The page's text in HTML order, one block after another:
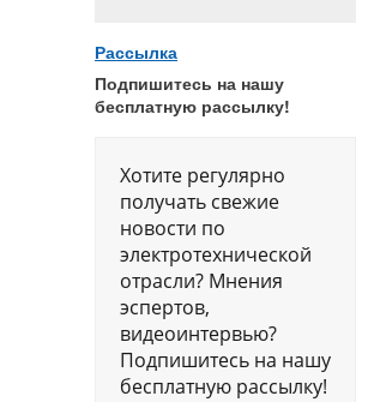
Рассылка
Подпишитесь на нашу
бесплатную рассылку!
Хотите регулярно
получать свежие
новости по
электротехнической
отрасли? Мнения
эспертов,
видеоинтервью?
Подпишитесь на нашу
бесплатную рассылку!